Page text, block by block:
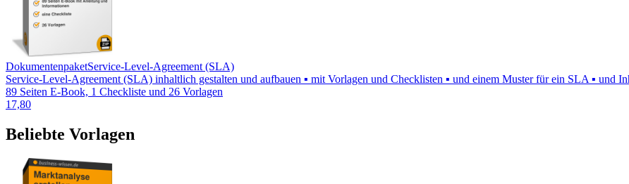
DokumentenpaketService-Level-Agreement (SLA)
Service-Level-Agreement (SLA) inhaltlich gestalten und aufbauen ▪ mit Vorlagen und Checklisten ▪ und einem Muster für ein SLA ▪ und
89 Seiten E-Book, 1 Checkliste und 26 Vorlagen
17,80
Beliebte Vorlagen